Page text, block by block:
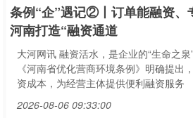
条例“企”遇记②丨订单能融资、
河南打造“融资通道
大河网讯 融资活水，是企业的“生命之泉
《河南省优化营商环境条例》明确提出
资成本，为经营主体提供便利融资服务
2026-08-06 09:33:00